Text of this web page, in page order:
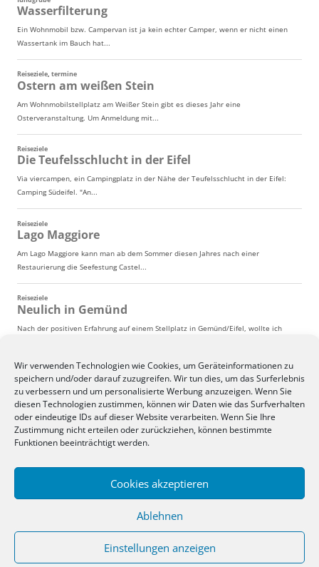
Wir verwenden Technologien wie Cookies, um Geräteinformationen zu
speichern und/oder darauf zuzugreifen. Wir tun dies, um das Surferlebnis
zu verbessern und um personalisierte Werbung anzuzeigen. Wenn Sie
diesen Technologien zustimmen, können wir Daten wie das Surfverhalten
oder eindeutige IDs auf dieser Website verarbeiten. Wenn Sie Ihre
Zustimmung nicht erteilen oder zurückziehen, können bestimmte
Funktionen beeinträchtigt werden.
Cookies akzeptieren
Ablehnen
Einstellungen anzeigen